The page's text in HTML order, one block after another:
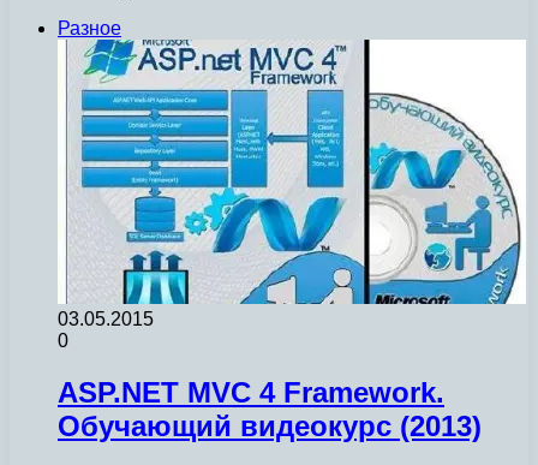
Разное
03.05.2015
0
ASP.NET MVC 4 Framework.
Обучающий видеокурс (2013)